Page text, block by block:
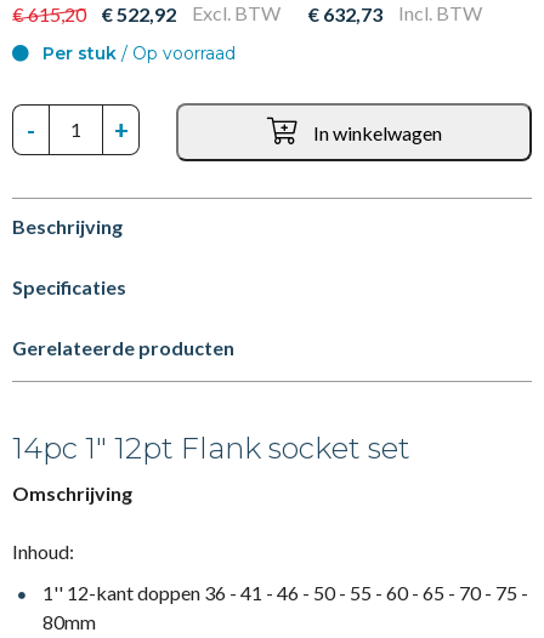
€ 615,20 € 522,92 Excl. BTW € 632,73 Incl. BTW
Per stuk / Op voorraad
- + In winkelwagen
Beschrijving
Specificaties
Gerelateerde producten
14pc 1" 12pt Flank socket set
Omschrijving
Inhoud:
1'' 12-kant doppen 36 - 41 - 46 - 50 - 55 - 60 - 65 - 70 - 75 -
80mm